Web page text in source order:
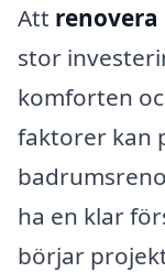
Att
stor
komforten
faktorer kan
ha en klar
börjar